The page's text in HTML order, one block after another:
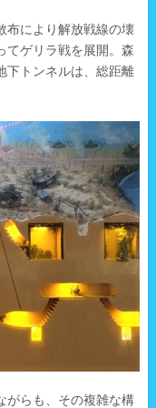
布により解放戦線の壊
てゲリラ戦を展開。森
下トンネルは、総距離
がらも、その複雑な構